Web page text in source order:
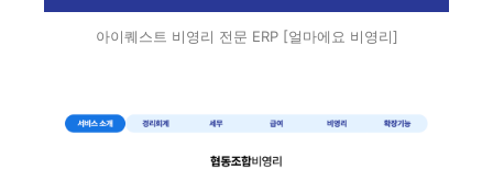
아이퀘스트 비영리 전문 ERP [얼마에요 비영리]